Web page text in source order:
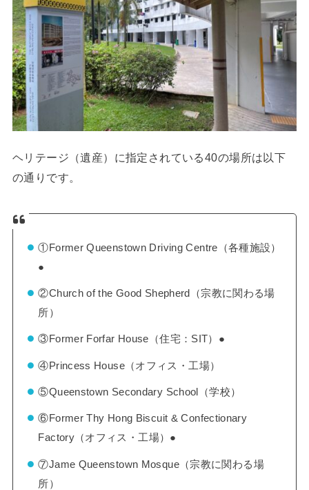
ヘリテージ（遺産）に指定されている40の場所は以下
の通りです。
①Former Queenstown Driving Centre（各種施設）
●
②Church of the Good Shepherd（宗教に関わる場
所）
③Former Forfar House（住宅：SIT）●
④Princess House（オフィス・工場）
⑤Queenstown Secondary School（学校）
⑥Former Thy Hong Biscuit & Confectionary
Factory（オフィス・工場）●
⑦Jame Queenstown Mosque（宗教に関わる場
所）